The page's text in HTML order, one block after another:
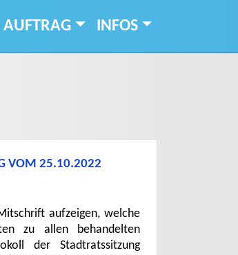
AUFTRAG INFOS
VOM 25.10.2022
aufzeigen, welche
zu allen behandelten
der Stadtratssitzung